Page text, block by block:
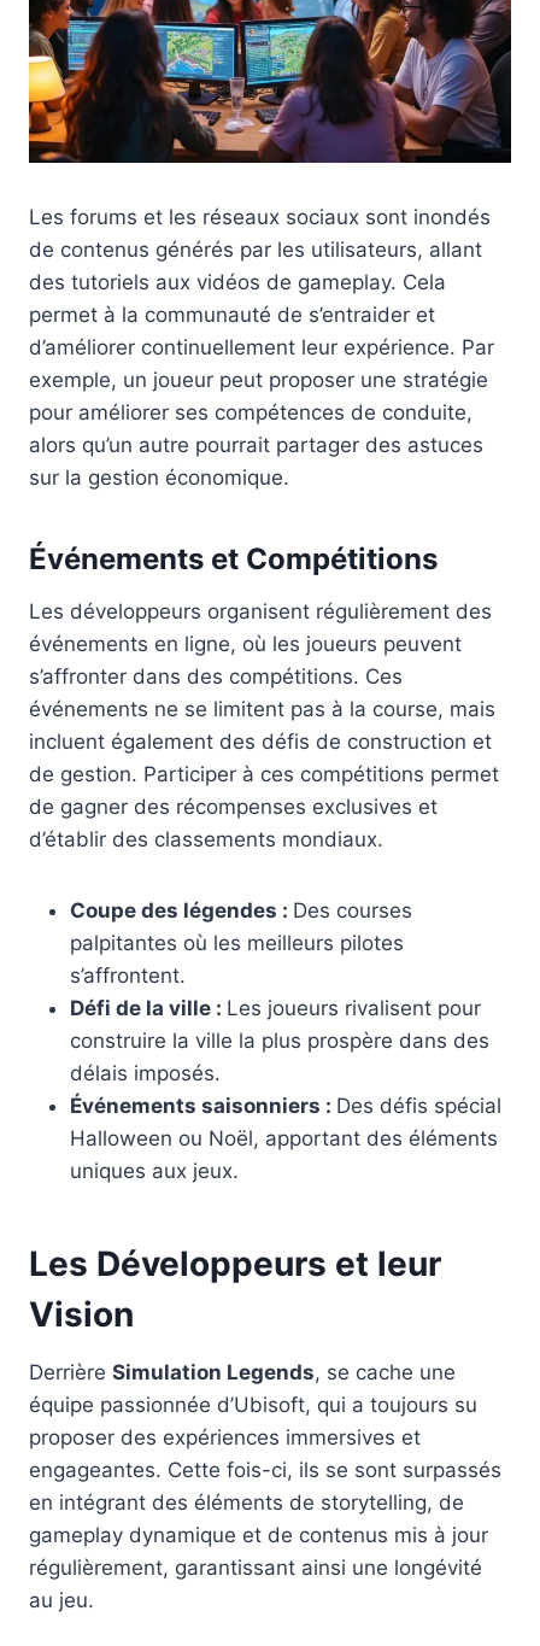
Les forums et les réseaux sociaux sont inondés
de contenus générés par les utilisateurs, allant
des tutoriels aux vidéos de gameplay. Cela
permet à la communauté de s’entraider et
d’améliorer continuellement leur expérience. Par
exemple, un joueur peut proposer une stratégie
pour améliorer ses compétences de conduite,
alors qu’un autre pourrait partager des astuces
sur la gestion économique.
Événements et Compétitions
Les développeurs organisent régulièrement des
événements en ligne, où les joueurs peuvent
s’affronter dans des compétitions. Ces
événements ne se limitent pas à la course, mais
incluent également des défis de construction et
de gestion. Participer à ces compétitions permet
de gagner des récompenses exclusives et
d’établir des classements mondiaux.
Coupe des légendes : Des courses
palpitantes où les meilleurs pilotes
s’affrontent.
Défi de la ville : Les joueurs rivalisent pour
construire la ville la plus prospère dans des
délais imposés.
Événements saisonniers : Des défis spécial
Halloween ou Noël, apportant des éléments
uniques aux jeux.
Les Développeurs et leur
Vision
Derrière Simulation Legends, se cache une
équipe passionnée d’Ubisoft, qui a toujours su
proposer des expériences immersives et
engageantes. Cette fois-ci, ils se sont surpassés
en intégrant des éléments de storytelling, de
gameplay dynamique et de contenus mis à jour
régulièrement, garantissant ainsi une longévité
au jeu.